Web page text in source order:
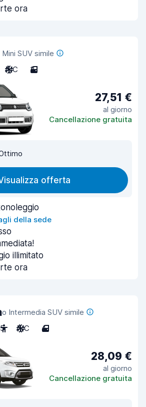
ora
Mini SUV simile
A/C 3
27,51 €
al giorno
Cancellazione gratuita
offerta
della sede
illimitato
ora
o Intermedia SUV simile
5 A/C 4
28,09 €
al giorno
Cancellazione gratuita